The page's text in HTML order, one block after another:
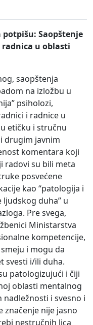
potpišu: Saopštenje
u oblasti
saopštenja
na izložbu u
psiholozi,
i radnice u
etičku i stručnu
drugim javnim
komentara koji
radovi su bili meta
posvećene
kao “patologija i
ljudskog duha” u
Pre svega,
Ministarstva
kompetencije,
i mogu da
svesti i/ili duha.
patologizujući i čiji
oblasti mentalnog
i svesno i
značenje nije jasno
nestručnih lica